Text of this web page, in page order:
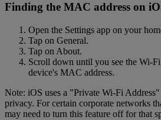
Finding the MAC address on
Open the Settings app on your
Tap on General.
Tap on About.
Scroll down until you see the Wi-
device's MAC address.
Note: iOS uses a "Private Wi-Fi
privacy. For certain corporate networks
may need to turn this feature off for that